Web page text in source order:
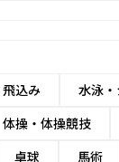
込み 水泳
体操・体操競技
卓球 馬術